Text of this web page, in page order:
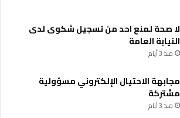
لا صحة لمنع احد من تسجيل شكوى لدى
النيابة العامة
منذ 3 أيام
مجابهة الاحتيال الإلكتروني مسؤولية
مشتركة
منذ 3 أيام